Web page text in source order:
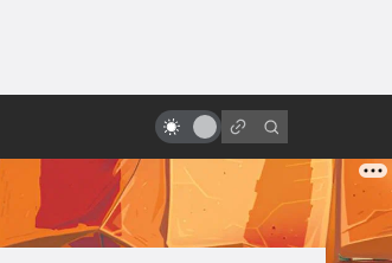
ешьте меня!